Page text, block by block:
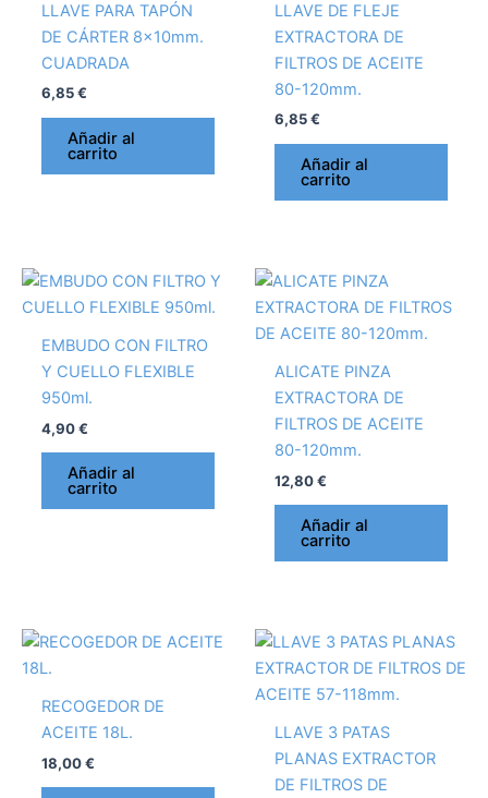
LLAVE PARA TAPÓN
DE CÁRTER 8x10mm.
CUADRADA
6,85€
Añadir al
carrito
LLAVE DE FLEJE
EXTRACTORA DE
FILTROS DE ACEITE
80-120mm.
6,85€
Añadir al
carrito
EMBUDO CON FILTRO
Y CUELLO FLEXIBLE
950ml.
4,90€
Añadir al
carrito
ALICATE PINZA
EXTRACTORA DE
FILTROS DE ACEITE
80-120mm.
12,80€
Añadir al
carrito
RECOGEDOR DE
ACEITE 18L.
18,00€
LLAVE 3 PATAS
PLANAS EXTRACTOR
DE FILTROS DE